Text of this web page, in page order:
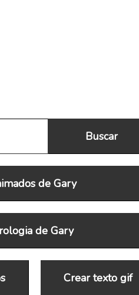
de Gary
de Gary
Crear texto gif